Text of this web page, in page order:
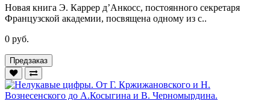
Новая книга Э. Каррер д’Анкосс, постоянного секретаря
Французской академии, посвящена одному из с..
0 руб.
Предзаказ